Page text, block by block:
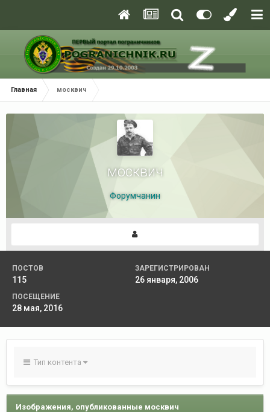
Главная москвич
москвич
Форумчанин
ПОСТОВ
115
ЗАРЕГИСТРИРОВАН
26 января, 2006
ПОСЕЩЕНИЕ
28 мая, 2016
Тип контента
Изображения, опубликованные москвич